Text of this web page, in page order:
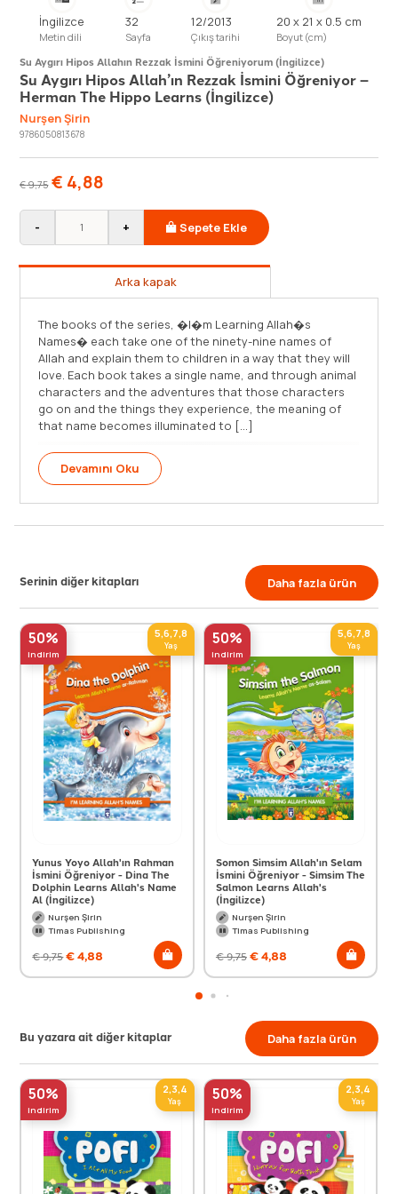
İngilizce
Metin dili
32
Sayfa
12/2013
Çıkış tarihi
20 x 21 x 0.5 cm
Boyut (cm)
Su Aygırı Hipos Allahın Rezzak İsmini Öğreniyorum (İngilizce)
Su Aygırı Hipos Allah’ın Rezzak İsmini Öğreniyor –
Herman The Hippo Learns (İngilizce)
Nurşen Şirin
9786050813678
€9,75 € 4,88
- + Sepete Ekle
Arka kapak
The books of the series, �I�m Learning Allah�s
Names� each take one of the ninety-nine names of
Allah and explain them to children in a way that they will
love. Each book takes a single name, and through animal
characters and the adventures that those characters
go on and the things they experience, the meaning of
that name becomes illuminated to [...]
Devamını Oku
Serinin diğer kitapları Daha fazla ürün
50%
indirim
5,6,7,8
Yaş
Yunus Yoyo Allah'ın Rahman
İsmini Öğreniyor - Dina The
Dolphin Learns Allah's Name
Al (İngilizce)
Nurşen Şirin
Timas Publishing
€9,75€4,88
50%
indirim
5,6,7,8
Yaş
Somon Simsim Allah'ın Selam
İsmini Öğreniyor - Simsim The
Salmon Learns Allah's
(İngilizce)
Nurşen Şirin
Timas Publishing
€9,75€4,88
Bu yazara ait diğer kitaplar Daha fazla ürün
50%
indirim
2,3,4
Yaş 50%
indirim
2,3,4
Yaş